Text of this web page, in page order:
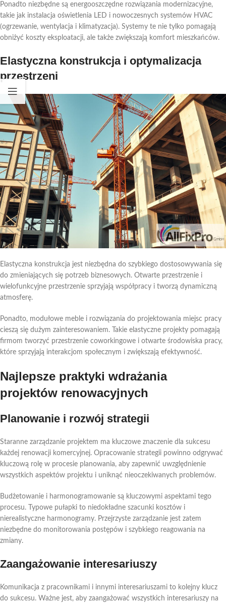
Ponadto niezbędne są energooszczędne rozwiązania modernizacyjne,
takie jak instalacja oświetlenia LED i nowoczesnych systemów HVAC
(ogrzewanie, wentylacja i klimatyzacja). Systemy te nie tylko pomagają
obniżyć koszty eksploatacji, ale także zwiększają komfort mieszkańców.
Elastyczna konstrukcja i optymalizacja
przestrzeni
Elastyczna konstrukcja jest niezbędna do szybkiego dostosowywania się
do zmieniających się potrzeb biznesowych. Otwarte przestrzenie i
wielofunkcyjne przestrzenie sprzyjają współpracy i tworzą dynamiczną
atmosferę.
Ponadto, modułowe meble i rozwiązania do projektowania miejsc pracy
cieszą się dużym zainteresowaniem. Takie elastyczne projekty pomagają
firmom tworzyć przestrzenie coworkingowe i otwarte środowiska pracy,
które sprzyjają interakcjom społecznym i zwiększają efektywność.
Najlepsze praktyki wdrażania
projektów renowacyjnych
Planowanie i rozwój strategii
Staranne zarządzanie projektem ma kluczowe znaczenie dla sukcesu
każdej renowacji komercyjnej. Opracowanie strategii powinno odgrywać
kluczową rolę w procesie planowania, aby zapewnić uwzględnienie
wszystkich aspektów projektu i uniknąć nieoczekiwanych problemów.
Budżetowanie i harmonogramowanie są kluczowymi aspektami tego
procesu. Typowe pułapki to niedokładne szacunki kosztów i
nierealistyczne harmonogramy. Przejrzyste zarządzanie jest zatem
niezbędne do monitorowania postępów i szybkiego reagowania na
zmiany.
Zaangażowanie interesariuszy
Komunikacja z pracownikami i innymi interesariuszami to kolejny klucz
do sukcesu. Ważne jest, aby zaangażować wszystkich interesariuszy na